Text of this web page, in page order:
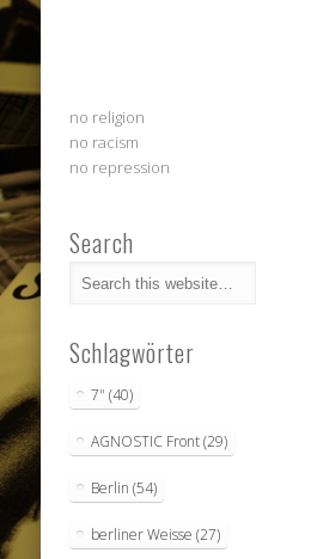
no religion
no racism
no repression
Search
Schlagwörter
7" (40)
AGNOSTIC Front(29)
Berlin (54)
berliner Weisse (27)